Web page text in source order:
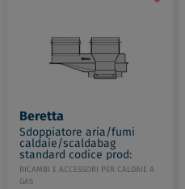
Beretta
Sdoppiatore aria/fumi
caldaie/scaldabag
standard codice prod:
20162666
RICAMBI E ACCESSORI PER CALDAIE A
GAS